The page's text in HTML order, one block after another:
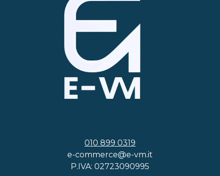
010 899 0319
e-commerce@e-vm.it
P.IVA: 02723090995